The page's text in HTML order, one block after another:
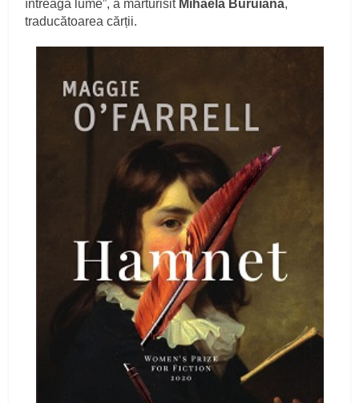
întreaga lume”, a mărturisit Mihaela Buruiană,
traducătoarea cărții.